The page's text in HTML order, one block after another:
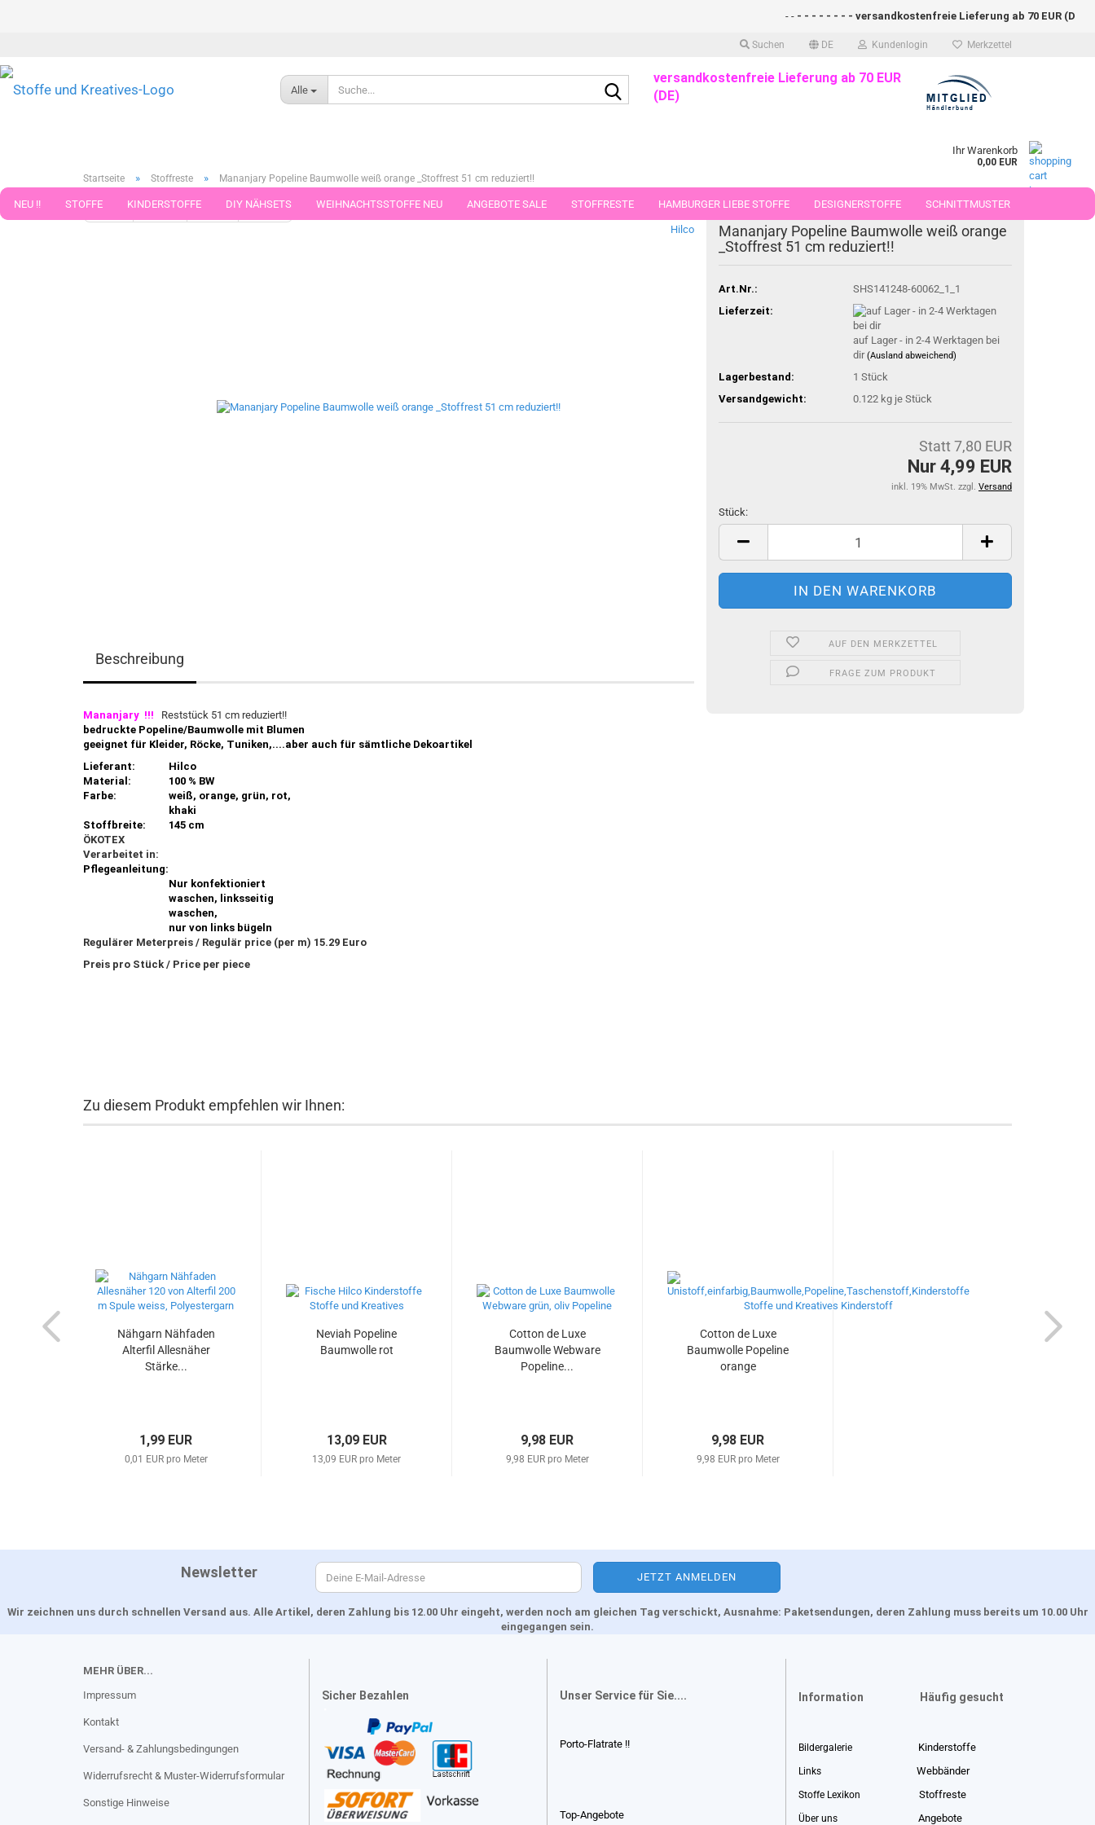
Suchen DE Kundenlogin Merkzettel
- - - - - - - - versandkostenfreie Lieferung ab 70 EUR (DE)-
Alle
Suche...versandkostenfreie Lieferung ab 70 EUR
(DE)
Ihr Warenkorb
0,00 EUR
NEU !! STOFFE KINDERSTOFFE DIY NÄHSETS WEIHNACHTSSTOFFE NEU ANGEBOTE SALE STOFFRESTE HAMBURGER LIEBE STOFFE DESIGNERSTOFFE SCHNITTMUSTER
STOFFE IN STÜCKEN VON 25 UND 50 CM
Startseite » Stoffreste » Mananjary Popeline Baumwolle weiß orange _Stoffrest 51 cm reduziert!!
« Erster « zurück weiter » Letzter »
Artikel in dieser Kategorie
Hilco
Mananjary Popeline Baumwolle weiß orange
_Stoffrest 51 cm reduziert!!
Art.Nr.:
SHS141248-60062_1_1
Lieferzeit:
auf Lager - in 2-4 Werktagen bei
dir(Ausland abweichend)
Lagerbestand: 1 Stück
Versandgewicht:
0.122 kg je Stück
Statt 7,80 EUR
Nur 4,99 EUR
inkl. 19% MwSt. zzgl. Versand
Stück:
Stück
AUF DEN MERKZETTEL
FRAGE ZUM PRODUKT
Beschreibung
Mananjary !!! Reststück 51 cm reduziert!!
bedruckte Popeline/Baumwolle mit Blumen
geeignet für Kleider, Röcke, Tuniken,....aber auch für sämtliche Dekoartikel
Lieferant:
Hilco
Material:
100 % BW
Farbe:
weiß, orange, grün, rot,
khaki
Stoffbreite:
145 cm
ÖKOTEX
Verarbeitet in:
Pflegeanleitung:
Nur konfektioniert
waschen, linksseitig
waschen,
nur von links bügeln
Regulärer Meterpreis / Regulär price (per m) 15.29 Euro
Preis pro Stück / Price per piece
Zu diesem Produkt empfehlen wir Ihnen:
Nähgarn Nähfaden
Alterfil Allesnäher
Stärke...
1,99 EUR
0,01 EUR pro Meter
Neviah Popeline
Baumwolle rot
13,09 EUR
13,09 EUR pro Meter
Cotton de Luxe
Baumwolle Webware
Popeline...
9,98 EUR
9,98 EUR pro Meter
Cotton de Luxe
Baumwolle Popeline
orange
9,98 EUR
9,98 EUR pro Meter
Newsletter
Wir zeichnen uns durch schnellen Versand aus. Alle Artikel, deren Zahlung bis 12.00 Uhr eingeht, werden noch am gleichen Tag verschickt, Ausnahme: Paketsendungen, deren Zahlung muss bereits um 10.00 Uhr
eingegangen sein.
MEHR ÜBER...
Impressum
Kontakt
Versand- & Zahlungsbedingungen
Widerrufsrecht & Muster-Widerrufsformular
Sonstige Hinweise
Sicher Bezahlen Unser Service für Sie....
Porto-Flatrate !!
Top-Angebote
Information Häufig gesucht
Bildergalerie Kinderstoffe
Links Webbänder
Stoffe Lexikon Stoffreste
Über uns Angebote